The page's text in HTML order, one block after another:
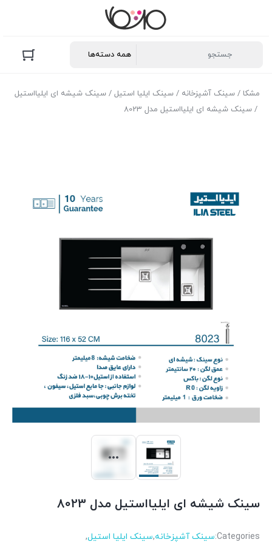
مشکا / سینک آشپزخانه / سینک ایلیا استیل / سینک شیشه ای ایلیااستیل
/ سینک شیشه ای ایلیااستیل مدل 8023
سینک شیشه ای ایلیااستیل مدل 8023
Categories: سینک آشپزخانه,سینک ایلیا استیل,